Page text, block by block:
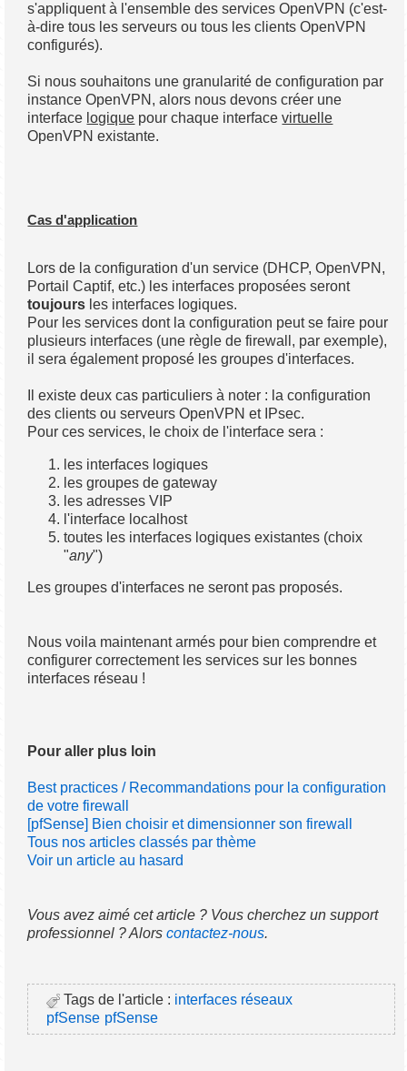
s'appliquent à l'ensemble des services OpenVPN (c'est-
à-dire tous les serveurs ou tous les clients OpenVPN
configurés).
Si nous souhaitons une granularité de configuration par
instance OpenVPN, alors nous devons créer une
interface logique pour chaque interfacevirtuelle
OpenVPN existante.
Cas d'application
Lors de la configuration d'un service (DHCP, OpenVPN,
Portail Captif, etc.) les interfaces proposées seront
toujours les interfaces logiques.
Pour les services dont la configuration peut se faire pour
plusieurs interfaces (une règle de firewall, par exemple),
il sera également proposé les groupes d'interfaces.
Il existe deux cas particuliers à noter : la configuration
des clients ou serveurs OpenVPN et IPsec.
Pour ces services, le choix de l'interface sera :
les interfaces logiques
les groupes de gateway
les adresses VIP
l'interface localhost
toutes les interfaces logiques existantes (choix
"any")
Les groupes d'interfaces ne seront pas proposés.
Nous voila maintenant armés pour bien comprendre et
configurer correctement les services sur les bonnes
interfaces réseau !
Pour aller plus loin
Best practices / Recommandations pour la configuration
de votre firewall
[pfSense] Bien choisir et dimensionner son firewall
Tous nos articles classés par thème
Voir un article au hasard
Vous avez aimé cet article ? Vous cherchez un support
professionnel ? Alorscontactez-nous.
Tags de l'article : interfaces réseaux
pfSense pfSense